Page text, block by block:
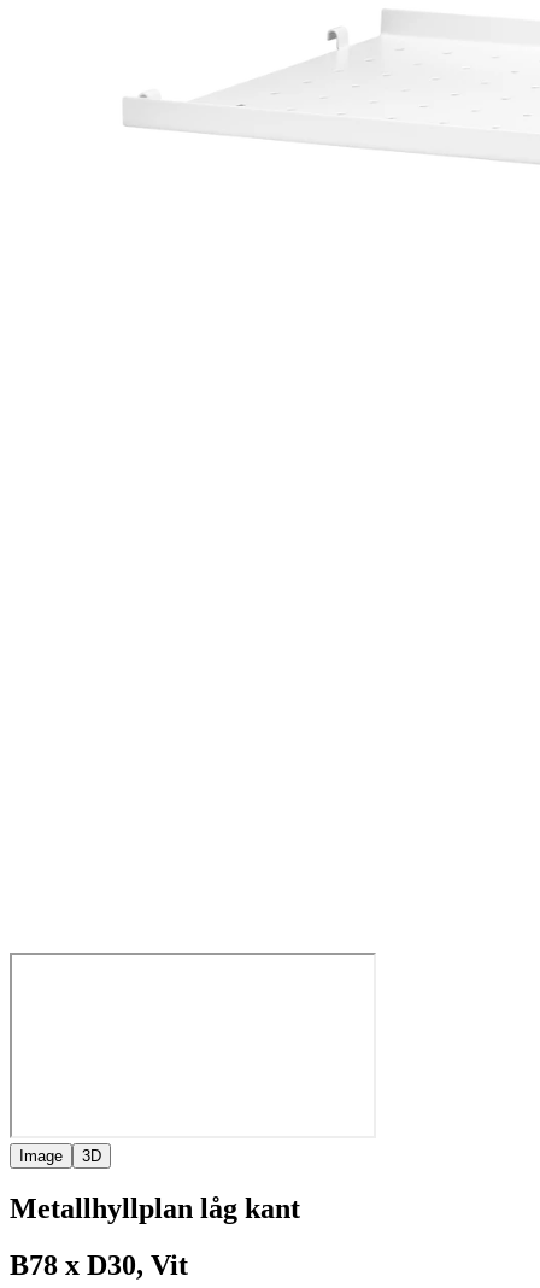
Image 3D
Metallhyllplan låg kant
B78 x D30, Vit